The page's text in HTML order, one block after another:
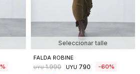
Seleccionar talle
FALDA ROBINE
UYU 1.990 UYU 790 60